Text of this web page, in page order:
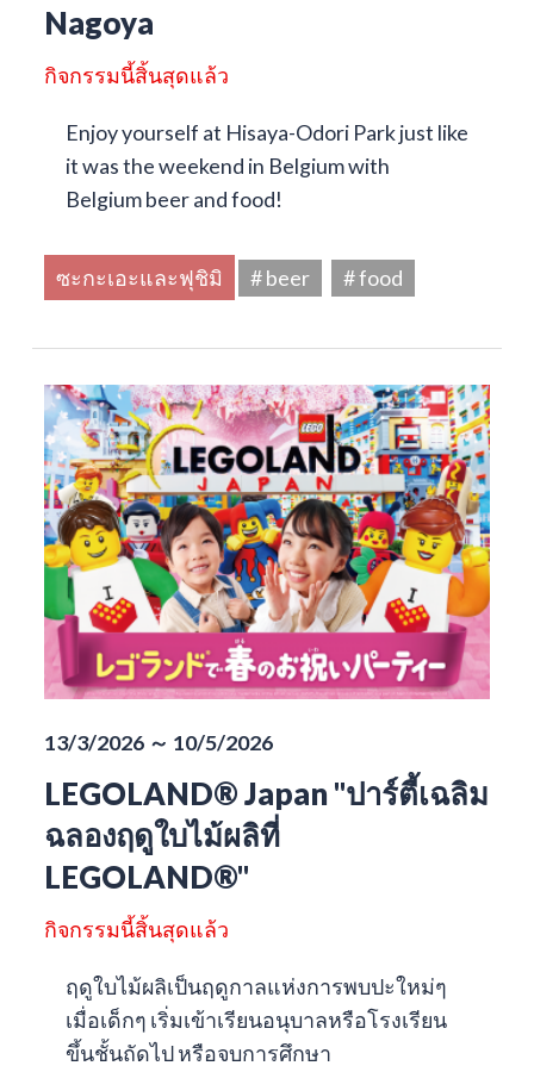
Nagoya
กิจกรรมนี้สิ้นสุดแล้ว
Enjoy yourself at Hisaya-Odori Park just like
it was the weekend in Belgium with
Belgium beer and food!
ซะกะเอะและฟุชิมิ # beer # food
13/3/2026 ～ 10/5/2026
LEGOLAND® Japan "ปาร์ตี้เฉลิม
ฉลองฤดูใบไม้ผลิที่
LEGOLAND®"
กิจกรรมนี้สิ้นสุดแล้ว
ฤดูใบไม้ผลิเป็นฤดูกาลแห่งการพบปะใหม่ๆ
เมื่อเด็กๆ เริ่มเข้าเรียนอนุบาลหรือโรงเรียน
ขึ้นชั้นถัดไป หรือจบการศึกษา